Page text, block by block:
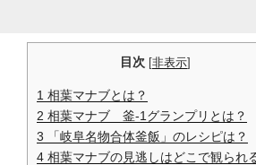
目次 [非表示]
1 相葉マナブとは？
2 相葉マナブ 釜-1グランプリとは？
3 「岐阜名物合体釜飯」のレシピは？
4 相葉マナブの見逃しはどこで観られ